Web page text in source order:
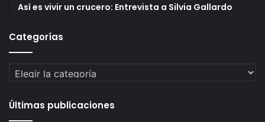
Así es vivir un crucero: Entrevista a Silvia Gallardo
Categorías
Categorías
Últimas publicaciones